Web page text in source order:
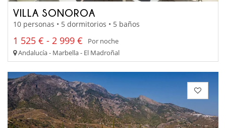
VILLA SONOROA
10 personas • 5 dormitorios • 5 baños
1 525 € - 2 999 €
Por noche
Andalucía - Marbella - El Madroñal